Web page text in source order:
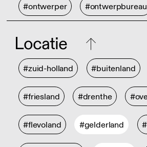
#ontwerper #ontwerpbureau
Locatie
#zuid-holland #buitenland
#friesland #drenthe
#flevoland #gelderland